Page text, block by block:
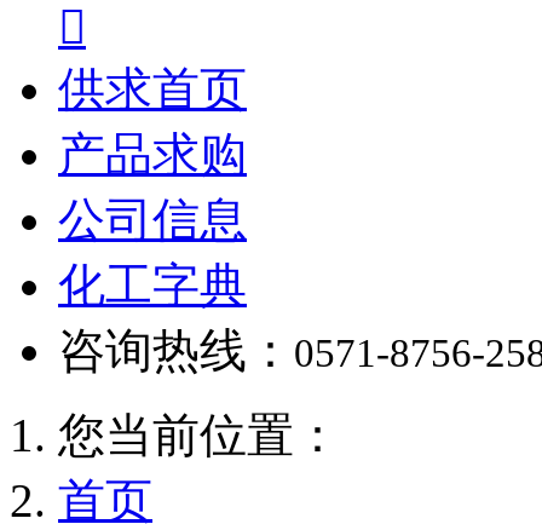

供求首页
产品求购
公司信息
化工字典
咨询热线： 0571-8756-
您当前位置：
首页